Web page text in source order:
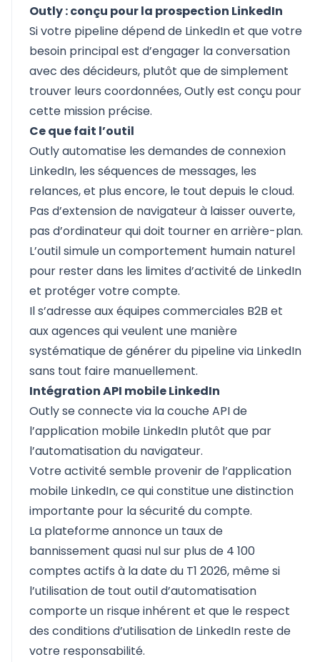
Outly : conçu pour la prospection LinkedIn
Si votre pipeline dépend de LinkedIn et que votre
besoin principal est d’engager la conversation
avec des décideurs, plutôt que de simplement
trouver leurs coordonnées,Outlyest conçu pour
cette mission précise.
Ce que fait l’outil
Outly automatise les demandes de connexion
LinkedIn, les séquences de messages, les
relances, et plus encore, le tout depuis le cloud.
Pas d’extension de navigateur à laisser ouverte,
pas d’ordinateur qui doit tourner en arrière-plan.
L’outil simule un comportement humain naturel
pour rester dans les limites d’activité de LinkedIn
et protéger votre compte.
Il s’adresse aux équipes commerciales B2B et
aux agences qui veulent une manière
systématique de générer du pipeline via LinkedIn
sans tout faire manuellement.
Intégration API mobile LinkedIn
Outly se connecte via la couche API de
l’application mobile LinkedIn plutôt que par
l’automatisation du navigateur.
Votre activité semble provenir de l’application
mobile LinkedIn, ce qui constitue une distinction
importante pour la sécurité du compte.
La plateforme annonce un taux de
bannissement quasi nul sur plus de 4 100
comptes actifs à la date du T1 2026, même si
l’utilisation de tout outil d’automatisation
comporte un risque inhérent et que le respect
des conditions d’utilisation de LinkedIn reste de
votre responsabilité.